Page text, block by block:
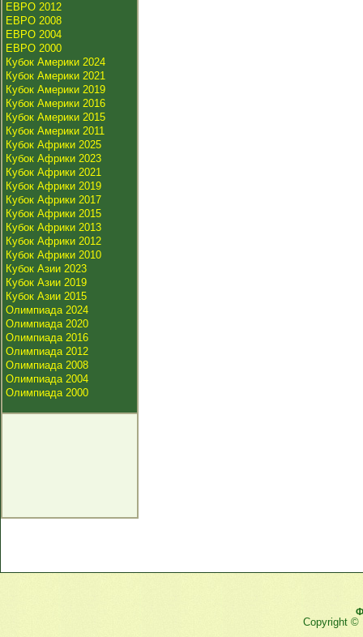
ЕВРО 2012
ЕВРО 2008
ЕВРО 2004
ЕВРО 2000
Кубок Америки 2024
Кубок Америки 2021
Кубок Америки 2019
Кубок Америки 2016
Кубок Америки 2015
Кубок Америки 2011
Кубок Африки 2025
Кубок Африки 2023
Кубок Африки 2021
Кубок Африки 2019
Кубок Африки 2017
Кубок Африки 2015
Кубок Африки 2013
Кубок Африки 2012
Кубок Африки 2010
Кубок Азии 2023
Кубок Азии 2019
Кубок Азии 2015
Олимпиада 2024
Олимпиада 2020
Олимпиада 2016
Олимпиада 2012
Олимпиада 2008
Олимпиада 2004
Олимпиада 2000
Copyright ©